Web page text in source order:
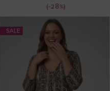
(-28%)
SALE